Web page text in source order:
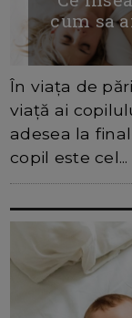
cum sa
În viața de
viață ai
adesea la
copil este cel...